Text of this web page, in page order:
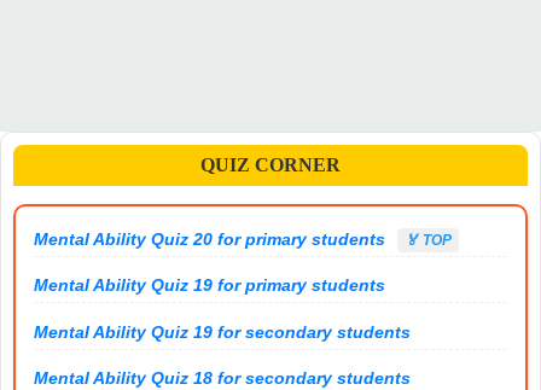
QUIZ CORNER
Mental Ability Quiz 20 for primary students 🏅 TOP
Mental Ability Quiz 19 for primary students
Mental Ability Quiz 19 for secondary students
Mental Ability Quiz 18 for secondary students